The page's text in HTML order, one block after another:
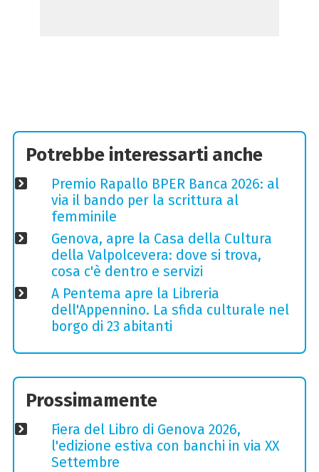
Potrebbe interessarti anche
Premio Rapallo BPER Banca 2026: al
via il bando per la scrittura al
femminile
Genova, apre la Casa della Cultura
della Valpolcevera: dove si trova,
cosa c'è dentro e servizi
A Pentema apre la Libreria
dell'Appennino. La sfida culturale nel
borgo di 23 abitanti
Prossimamente
Fiera del Libro di Genova 2026,
l'edizione estiva con banchi in via XX
Settembre